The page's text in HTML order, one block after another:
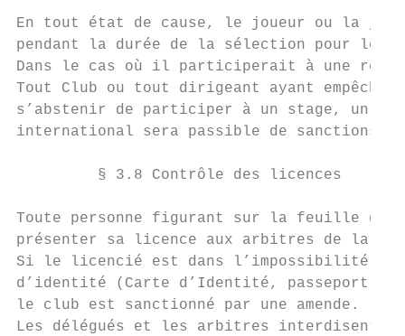
En tout état de cause, le joueur ou la
pendant la durée de la sélection pour
Dans le cas où il participerait à une
Tout Club ou tout dirigeant ayant
s’abstenir de participer à un stage, un
international sera passible de sanctions
         § 3.8 Contrôle des licences
Toute personne figurant sur la feuille de
présenter sa licence aux arbitres de la
Si le licencié est dans l’impossibilité
d’identité (Carte d’Identité, passeport ou
le club est sanctionné par une amende.
Les délégués et les arbitres interdisent